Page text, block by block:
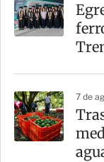
7 de